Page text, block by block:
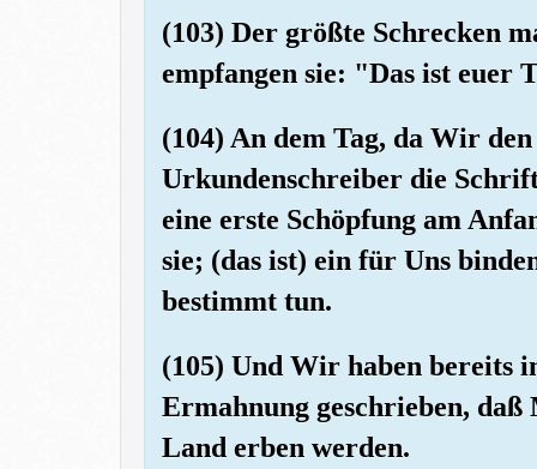
(103) Der größte Schrecken
empfangen sie: "Das ist euer
(104) An dem Tag, da Wir
Urkundenschreiber die
eine erste Schöpfung am
sie; (das ist) ein für Uns
bestimmt tun.
(105) Und Wir haben bereits
Ermahnung geschrieben,
Land erben werden.